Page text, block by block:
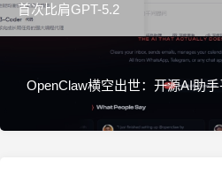
首次比肩GPT-5.2
OpenClaw横空出世：开源AI助